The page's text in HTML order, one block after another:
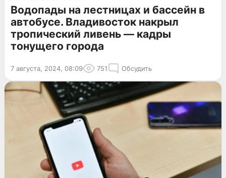
Водопады на лестницах и бассейн в
автобусе. Владивосток накрыл
тропический ливень — кадры
тонущего города
7 августа, 2024, 08:09 751 Обсудить